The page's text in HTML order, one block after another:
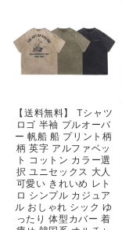
【送料無料】 Tシャツ
ロゴ 半袖 プルオーバ
ー 帆船 船 プリント柄
柄 英字 アルファベッ
ト コットン カラー選
択 ユニセックス 大人
可愛い きれいめ レト
ロ シンプル カジュア
ル おしゃれ シック ゆ
ったり 体型カバー 着